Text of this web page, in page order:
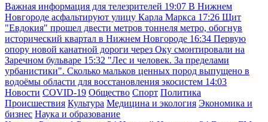
Важная информация для телезрителей 19:07 В Нижнем
Новгороде асфальтируют улицу Карла Маркса 17:26 Щит
"Евдокия" прошел двести метров тоннеля метро, обогнув
исторический квартал в Нижнем Новгороде 16:34 Первую
опору новой канатной дороги через Оку смонтировали на
Заречном бульваре 15:32 "Лес и человек. За пределами
урбанистики". Сколько мальков ценных пород выпущено в
водоёмы области для восстановления экосистем 14:03
Новости COVID-19 Общество Спорт Политика
Происшествия Культура Медицина и экология Экономика и
бизнес Наука и образование